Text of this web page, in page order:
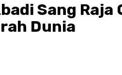
Sang Raja
Dunia